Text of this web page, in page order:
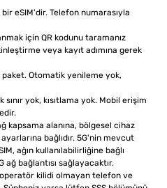
eSIM'dir. Telefon numarasıyla
için QR kodunu taramanız
veya kayıt adımına gerek
Otomatik yenileme yok,
sınır yok, kısıtlama yok. Mobil erişim
kapsama alanına, bölgesel cihaz
bağlıdır. 5G'nin mevcut
ağın kullanılabilirliğine bağlı
ağ bağlantısı sağlayacaktır.
operatör kilidi olmayan telefon ve